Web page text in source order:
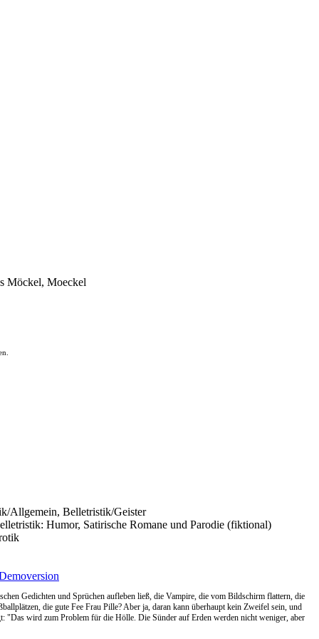
Allgemein, Belletristik/Geister
Humor, Satirische Romane und Parodie (fiktional)
Gedichten und Sprüchen aufleben ließ, die Vampire, die vom Bildschirm flattern, die
die gute Fee Frau Pille? Aber ja, daran kann überhaupt kein Zweifel sein, und
"Das wird zum Problem für die Hölle. Die Sünder auf Erden werden nicht weniger, aber